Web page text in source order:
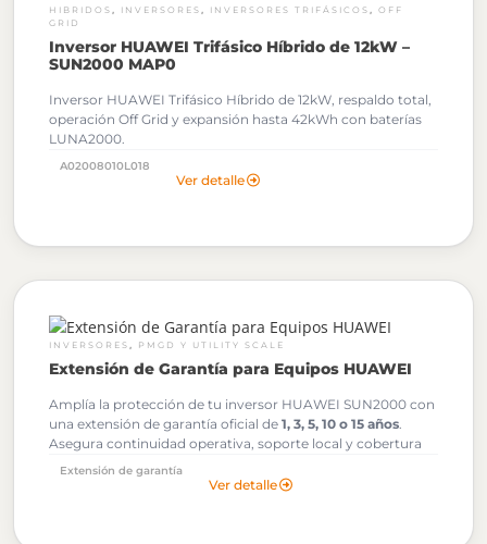
HIBRIDOS INVERSORES INVERSORES TRIFÁSICOS
OFF
GRID
Inversor HUAWEI Trifásico Híbrido de 12kW –
SUN2000 MAP0
Inversor HUAWEI Trifásico Híbrido de 12kW, respaldo total,
operación Off Grid y expansión hasta 42kWh con baterías
LUNA2000.
Al solicitar tu cotización podrás descargar gratuitamente los
A02008010L018
Ver detalle
INVERSORES PMGD Y UTILITY SCALE
Extensión de Garantía para Equipos HUAWEI
Amplía la protección de tu inversor HUAWEI SUN2000 con
una extensión de garantía oficial de 1, 3, 5, 10 o 15 años.
Asegura continuidad operativa, soporte local y cobertura
ante fallas de fabricación durante más años.
Extensión de garantía
Ver detalle